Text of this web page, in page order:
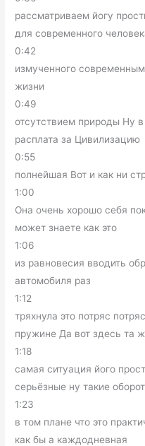
рассматриваем йогу
для современного
0:42
измученного
жизни
0:49
отсутствием природы Ну
расплата за Цивилизацию
0:55
полнейшая Вот и как ни
1:00
Она очень хорошо себя
может знаете как это
1:06
из равновесия вводить
автомобиля раз
1:12
тряхнула это потряс
пружине Да вот здесь та
1:18
самая ситуация його
серьёзные ну такие
1:23
в том плане что это
как бы а каждодневная